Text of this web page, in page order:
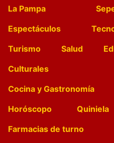
La Pampa
Espectáculos
Turismo
Salud
Culturales
Cocina y Gastronomía
Horóscopo
Quiniela
Farmacias de turno